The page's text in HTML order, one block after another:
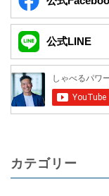
公式LINE
カテゴリー